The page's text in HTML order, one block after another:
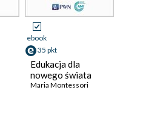
ebook
35 pkt
Edukacja dla
nowego świata
Maria Montessori